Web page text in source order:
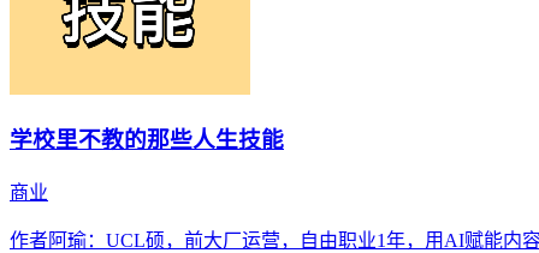
学校里不教的那些人生技能
商业
作者阿瑜：UCL硕，前大厂运营，自由职业1年，用AI赋能内